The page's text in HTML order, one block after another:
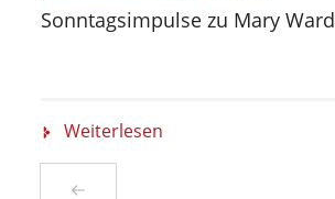
Sonntagsimpulse zu Mary Ward
Weiterlesen